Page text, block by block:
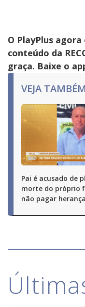
O PlayPlus agora
conteúdo da
graça. Baixe o
VEJA TAMBÉM
Pai é acusado de
morte do próprio
não pagar